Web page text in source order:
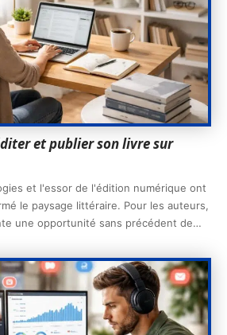
et publier son livre sur
et l'essor de l'édition numérique ont
le paysage littéraire. Pour les auteurs,
une opportunité sans précédent de…